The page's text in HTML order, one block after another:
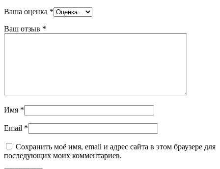
Ваша оценка *
Ваш отзыв *
Имя *
Email *
Сохранить моё имя, email и адрес сайта в этом браузере для
последующих моих комментариев.